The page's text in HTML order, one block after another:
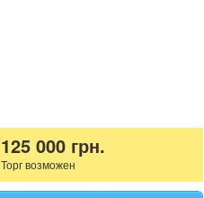
125 000 грн.
Торг возможен